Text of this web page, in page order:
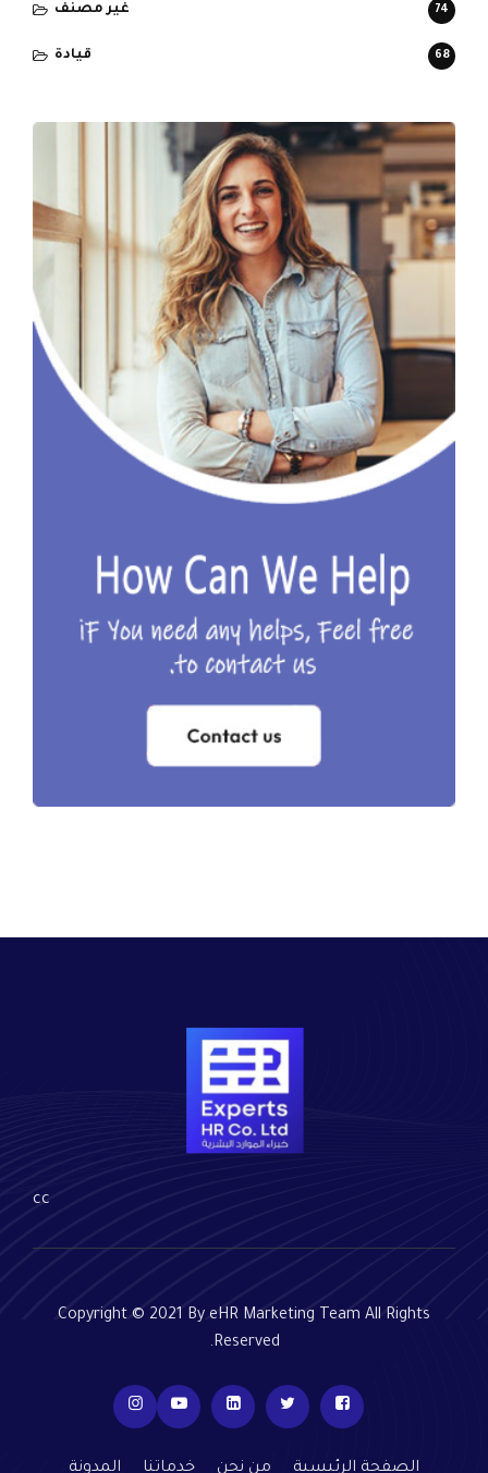
غير مصنف 74
قيادة 68
cc
Copyright © 2021 By eHR Marketing Team All Rights
Reserved.
الصفحة الرئيسية من نحن خدماتنا المدونة